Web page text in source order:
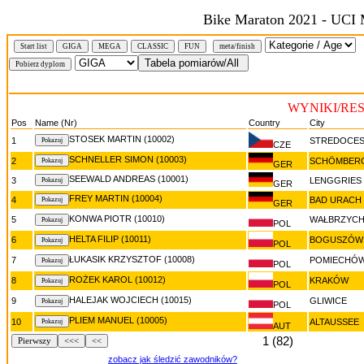
Bike Maraton 2021 - UCI
Start list GIGA MEGA CLASSIC FUN meta/finish
WYNIKI/
Pos Name (Nr) Country
City
1
STOSEK MARTIN (10002)
CZE
2 SCHNELLER SIMON (10003) GER
3
SEEWALD ANDREAS (10001) GER
LENGGRIES
4
FREY MARTIN (10004) GER
BAD URACH
5
KONWA PIOTR (10010) POL WAŁBRZYCH
6 HELTA FILIP (10011) POL
7 ŁUKASIK KRZYSZTOF (10008) POL
8 ROŻEK KAROL (10012) POL KRAKÓW
9 HALEJAK WOJCIECH (10015) POL GLIWICE
10 PLIEM MANUEL (10005)
AUT ALTAUSSEE
Pierwszy <<< << 1 (82)
zobacz jak śledzić zawodników?